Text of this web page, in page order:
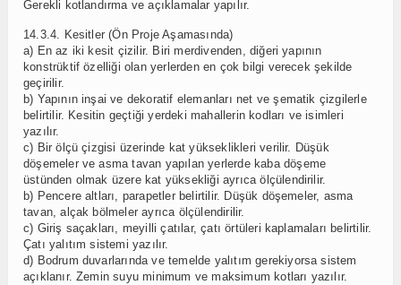
Gerekli kotlandırma ve açıklamalar yapılır.
14.3.4. Kesitler (Ön Proje Aşamasında)
a) En az iki kesit çizilir. Biri merdivenden, diğeri yapının
konstrüktif özelliği olan yerlerden en çok bilgi verecek şekilde
geçirilir.
b) Yapının inşai ve dekoratif elemanları net ve şematik çizgilerle
belirtilir. Kesitin geçtiği yerdeki mahallerin kodları ve isimleri
yazılır.
c) Bir ölçü çizgisi üzerinde kat yükseklikleri verilir. Düşük
döşemeler ve asma tavan yapılan yerlerde kaba döşeme
üstünden olmak üzere kat yüksekliği ayrıca ölçülendirilir.
b) Pencere altları, parapetler belirtilir. Düşük döşemeler, asma
tavan, alçak bölmeler ayrıca ölçülendirilir.
c) Giriş saçakları, meyilli çatılar, çatı örtüleri kaplamaları belirtilir.
Çatı yalıtım sistemi yazılır.
d) Bodrum duvarlarında ve temelde yalıtım gerekiyorsa sistem
açıklanır. Zemin suyu minimum ve maksimum kotları yazılır.